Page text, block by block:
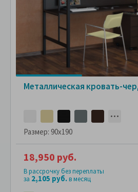
Металлическая кровать-
Размер: 90x190
18,950 руб.
В рассрочку без переплаты
за 2,105 руб.в месяц